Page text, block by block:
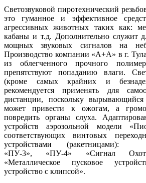
Светозвуковой пиротехнический
это гуманное и эффективное
агрессивных животных таких как:
кабаны и т.д. Дополнительно служит
мощных звуковых сигналов на
Производство компании «А+А» в г.
из облегченного прочного
препятствуют попаданию влаги.
(кроме самых крайних и
рекомендуется применять для
дистанции, поскольку
может привести к ожогам, а
повредить органы слуха.
устройств аэрозольной модели
соответствующих винтовых
устройствами
«ПУ-3», «ПУ-4» «Сигнал
«Металлическое пусковое
устройство с клипсой».